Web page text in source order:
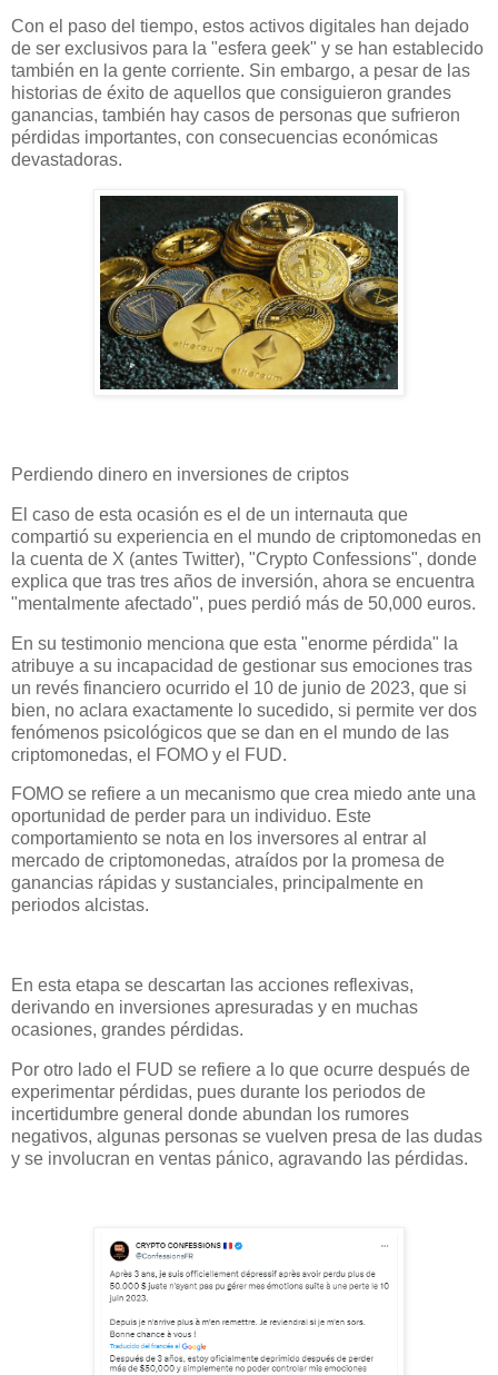
Con el paso del tiempo, estos activos digitales han dejado
de ser exclusivos para la "esfera geek" y se han establecido
también en la gente corriente. Sin embargo, a pesar de las
historias de éxito de aquellos que consiguieron grandes
ganancias, también hay casos de personas que sufrieron
pérdidas importantes, con consecuencias económicas
devastadoras.
Perdiendo dinero en inversiones de criptos
El caso de esta ocasión es el de un internauta que
compartió su experiencia en el mundo de criptomonedas en
la cuenta de X (antes Twitter), "Crypto Confessions", donde
explica que tras tres años de inversión, ahora se encuentra
"mentalmente afectado", pues perdió más de 50,000 euros.
En su testimonio menciona que esta "enorme pérdida" la
atribuye a su incapacidad de gestionar sus emociones tras
un revés financiero ocurrido el 10 de junio de 2023, que si
bien, no aclara exactamente lo sucedido, si permite ver dos
fenómenos psicológicos que se dan en el mundo de las
criptomonedas, el FOMO y el FUD.
FOMO se refiere a un mecanismo que crea miedo ante una
oportunidad de perder para un individuo. Este
comportamiento se nota en los inversores al entrar al
mercado de criptomonedas, atraídos por la promesa de
ganancias rápidas y sustanciales, principalmente en
periodos alcistas.
En esta etapa se descartan las acciones reflexivas,
derivando en inversiones apresuradas y en muchas
ocasiones, grandes pérdidas.
Por otro lado el FUD se refiere a lo que ocurre después de
experimentar pérdidas, pues durante los periodos de
incertidumbre general donde abundan los rumores
negativos, algunas personas se vuelven presa de las dudas
y se involucran en ventas pánico, agravando las pérdidas.